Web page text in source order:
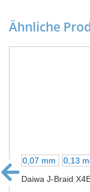
Ähnliche
0,07 mm 0,13
Daiwa J-Braid